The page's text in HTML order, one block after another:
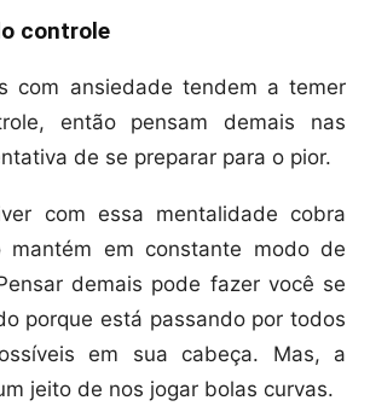
controle
com ansiedade tendem a temer
então pensam demais nas
de se preparar para o pior.
com essa mentalidade cobra
em constante modo de
demais pode fazer você se
porque está passando por todos
em sua cabeça. Mas, a
jeito de nos jogar bolas curvas.